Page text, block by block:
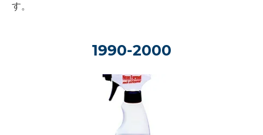
す。
1990-2000